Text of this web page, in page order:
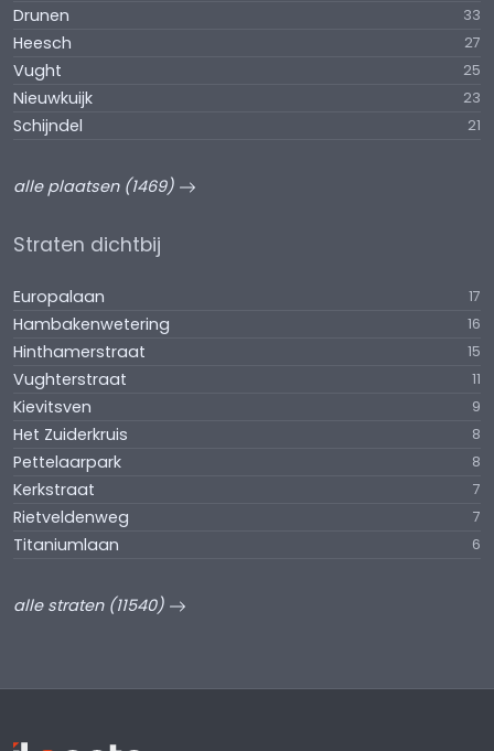
Drunen 33
Heesch 27
Vught 25
Nieuwkuijk 23
Schijndel 21
alle plaatsen (1469)
Straten dichtbij
Europalaan 17
Hambakenwetering 16
Hinthamerstraat 15
Vughterstraat 11
Kievitsven 9
Het Zuiderkruis 8
Pettelaarpark 8
Kerkstraat 7
Rietveldenweg 7
Titaniumlaan 6
alle straten (11540)